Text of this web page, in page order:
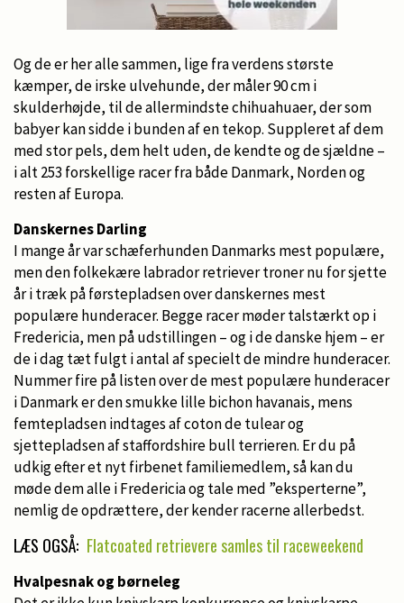
Og de er her alle sammen, lige fra verdens største
kæmper, de irske ulvehunde, der måler 90 cm i
skulderhøjde, til de allermindste chihuahuaer, der som
babyer kan sidde i bunden af en tekop. Suppleret af dem
med stor pels, dem helt uden, de kendte og de sjældne –
i alt 253 forskellige racer fra både Danmark, Norden og
resten af Europa.
Danskernes Darling
I mange år var schæferhunden Danmarks mest populære,
men den folkekære labrador retriever troner nu for sjette
år i træk på førstepladsen over danskernes mest
populære hunderacer. Begge racer møder talstærkt op i
Fredericia, men på udstillingen – og i de danske hjem – er
de i dag tæt fulgt i antal af specielt de mindre hunderacer.
Nummer fire på listen over de mest populære hunderacer
i Danmark er den smukke lille bichon havanais, mens
femtepladsen indtages af coton de tulear og
sjettepladsen af staffordshire bull terrieren. Er du på
udkig efter et nyt firbenet familiemedlem, så kan du
møde dem alle i Fredericia og tale med ”eksperterne”,
nemlig de opdrættere, der kender racerne allerbedst.
LÆS OGSÅ: Flatcoated retrievere samles til raceweekend
Hvalpesnak og børneleg